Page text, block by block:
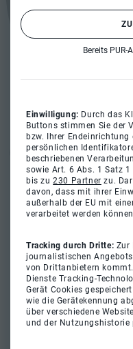
Bereits PUR-
Einwilligung: Durch das
Buttons stimmen Sie der
bzw. Ihrer Endeinrichtung
persönlichen
beschriebenen
sowie Art. 6 Abs. 1 Satz 1
bis zu230 Partner zu.
davon, dass mit ihrer
außerhalb der EU mit
verarbeitet werden
Tracking durch Dritte: Zur
journalistischen
von Drittanbietern
Dienste Tracking-
Gerät Cookies
wie die Gerätekennung
über verschiedene
und der Nutzungshistorie